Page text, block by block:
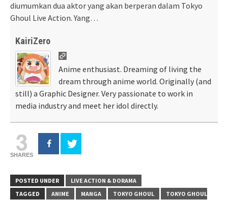
diumumkan dua aktor yang akan berperan dalam Tokyo
Ghoul Live Action. Yang…
KairiZero
Anime enthusiast. Dreaming of living the
dream through anime world. Originally (and
still) a Graphic Designer. Very passionate to work in
media industry and meet her idol directly.
3
SHARES
POSTED UNDER
LIVE ACTION & DORAMA
TAGGED
ANIME MANGA TOKYO GHOUL
TOKYO GHOUL